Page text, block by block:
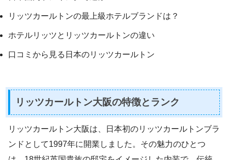
リッツカールトンの最上級ホテルブランドは？
ホテルリッツとリッツカールトンの違い
口コミから見る日本のリッツカールトン
リッツカールトン大阪の特徴とランク
リッツカールトン大阪は、日本初のリッツカールトンブラ
ンドとして1997年に開業しました。その魅力のひとつ